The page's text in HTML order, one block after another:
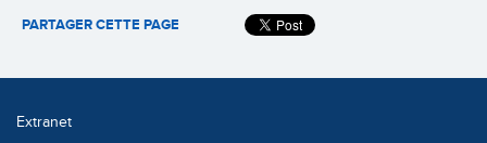
PARTAGER CETTE PAGE
Extranet